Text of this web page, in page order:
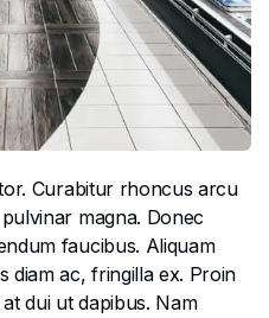
Curabitur rhoncus arcu
magna. Donec
faucibus. Aliquam
diam ac, fringilla ex. Proin
dui ut dapibus. Nam